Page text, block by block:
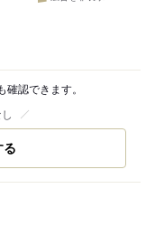
認できます。
る